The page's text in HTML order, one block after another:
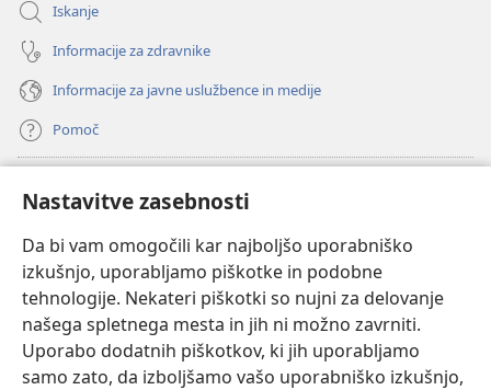
Nastavitve zasebnosti
Da bi vam omogočili kar najboljšo uporabniško
izkušnjo, uporabljamo piškotke in podobne
tehnologije. Nekateri piškotki so nujni za delovanje
našega spletnega mesta in jih ni možno zavrniti.
Uporabo dodatnih piškotkov, ki jih uporabljamo
samo zato, da izboljšamo vašo uporabniško izkušnjo,
Iskanje
Informacije za zdravnike
Informacije za javne uslužbence in medije
Pomoč
(odpre
novo
okno) Watchtowerjeva SPLETNA KNJIŽNICA™
(odpre
novo
okno) JW Hub
(odpre
novo
okno)JW Library